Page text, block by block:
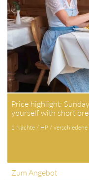
Price highlight:
yourself with short
1 Nächte / HP / verschiedene
Zum Angebot